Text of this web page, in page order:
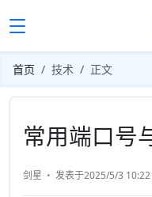
首页 技术 正文
常用端口号
剑星 发表于2025/5/3 10:22